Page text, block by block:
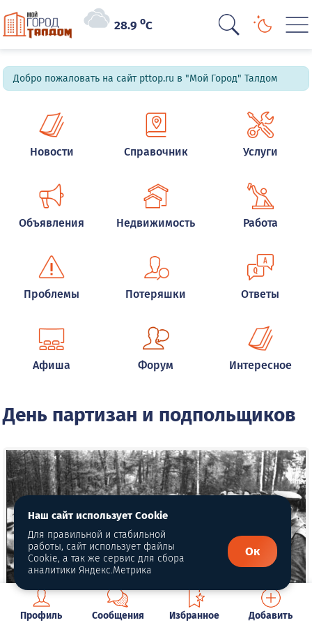
28.9oC
Добро пожаловать на сайт pttop.ru в "Мой Город" Талдом
Новости Справочник Услуги
Объявления Недвижимость Работа
Проблемы Потеряшки Ответы
Афиша Форум Интересное
День партизан и подпольщиков
Профиль Сообщения Избранное Добавить
Наш сайт использует Cookie
Для правильной и стабильной
работы, сайт использует файлы
Cookie, а так же сервис для сбора
аналитики Яндекс.Метрика
Ок